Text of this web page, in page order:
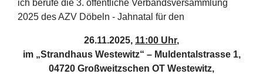
ich berufe die 3. öffentliche Verbandsversammlung
2025 des AZV Döbeln - Jahnatal für den
26.11.2025, 11:00 Uhr,
im „Strandhaus Westewitz“ – Muldentalstrasse 1,
04720 Großweitzschen OT Westewitz,